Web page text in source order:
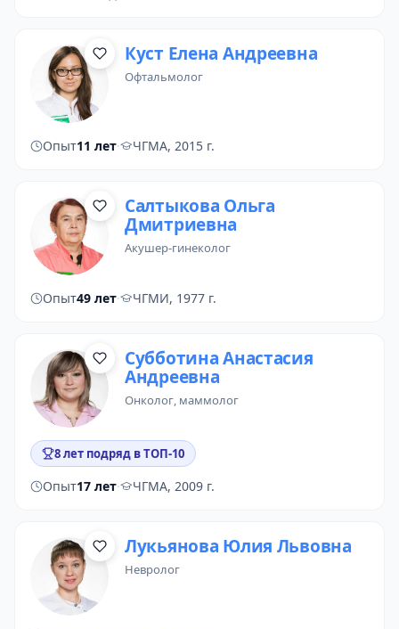
Куст Елена Андреевна
офтальмолог
Опыт11 лет· ЧГМА, 2015 г.
Салтыкова Ольга
Дмитриевна
акушер-гинеколог
Опыт49 лет· ЧГМИ, 1977 г.
Субботина Анастасия
Андреевна
онколог, маммолог
8 лет подряд в ТОП-10
Опыт17 лет· ЧГМА, 2009 г.
Лукьянова Юлия Львовна
невролог